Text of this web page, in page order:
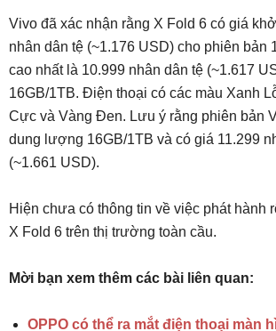
Vivo đã xác nhận rằng X Fold 6 có giá
nhân dân tệ (~1.176 USD) cho phiên bản
cao nhất là 10.999 nhân dân tệ (~1.617
16GB/1TB. Điện thoại có các màu Xanh
Cực và Vàng Đen. Lưu ý rằng phiên bản
dung lượng 16GB/1TB và có giá 11.299
(~1.661 USD).
Hiện chưa có thông tin về việc phát hành
X Fold 6 trên thị trường toàn cầu.
Mời bạn xem thêm các bài liên quan:
OPPO có thể ra mắt điện thoại màn